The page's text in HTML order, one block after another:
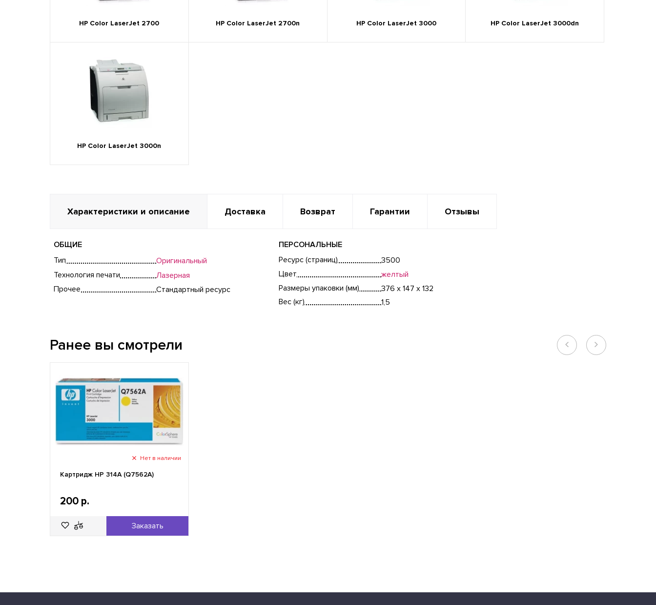
HP Color LaserJet 2700 HP Color LaserJet 2700n HP Color LaserJet 3000 HP Color LaserJet 3000dn
HP Color LaserJet 3000n
Характеристики и описание Доставка Возврат Гарантии Отзывы
ОБЩИЕ
Тип
Оригинальный
Технология печати
Лазерная
Прочее
Стандартный ресурс
ПЕРСОНАЛЬНЫЕ
Ресурс (страниц)
3500
Цвет
желтый
Размеры упаковки (мм)
376 x 147 x 132
Вес (кг)
1,5
Ранее вы смотрели
Нет в наличии
Картридж HP 314A (Q7562A)
200 р.
Заказать